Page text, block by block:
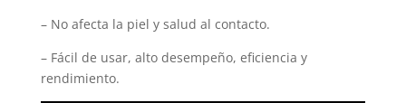
– No afecta la piel y salud al contacto.
– Fácil de usar, alto desempeño, eficiencia y
rendimiento.